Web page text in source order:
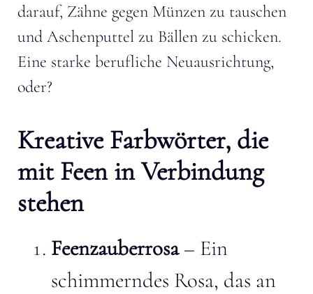
darauf, Zähne gegen Münzen zu tauschen
und Aschenputtel zu Bällen zu schicken.
Eine starke berufliche Neuausrichtung,
oder?
Kreative Farbwörter, die
mit Feen in Verbindung
stehen
Feenzauberrosa– Ein
schimmerndes Rosa, das an